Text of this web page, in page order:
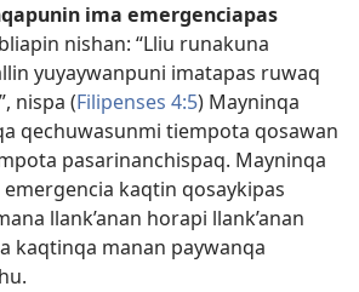
ima emergenciapas
nishan: “Lliu runakuna
yuyaywanpuni imatapas ruwaq
nispa (Filipenses 4:5) Mayninqa
qechuwasunmi tiempota qosawan
pasarinanchispaq. Mayninqa
kaqtin qosaykipas
llank’anan horapi llank’anan
kaqtinqa manan paywanqa